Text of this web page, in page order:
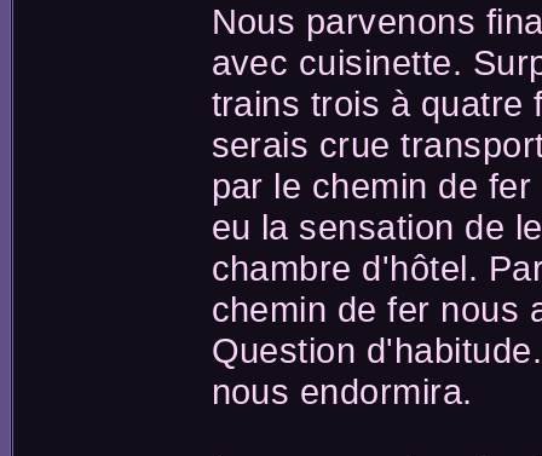
Nous parvenons
avec cuisinette.
trains trois à quatre
serais crue
par le chemin de
eu la sensation de
chambre d'hôtel.
chemin de fer nous
Question
nous endormira.